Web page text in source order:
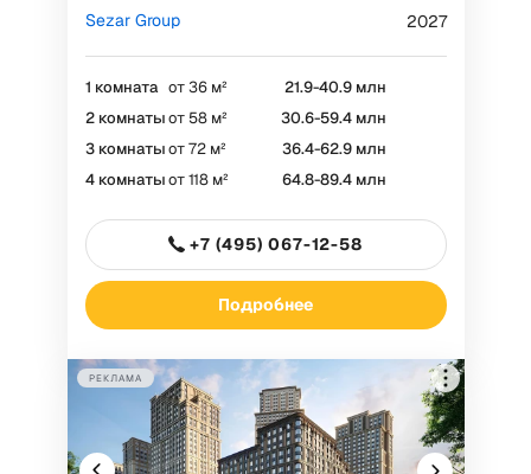
Sezar Group 2027
1 комната от 36 м²
21.9-40.9 млн
2 комнатыот 58 м²
30.6-59.4 млн
3 комнатыот 72 м²
36.4-62.9 млн
4 комнатыот 118 м² 64.8-89.4 млн
+7 (495) 067-12-58
Подробнее
РЕКЛАМА
ООО "СЗ ТРИУМФ КАПИТАЛ", ИНН
7751185848
Токен: F7NfYUJCUneVdwQ4utpu
РЕКЛАМА